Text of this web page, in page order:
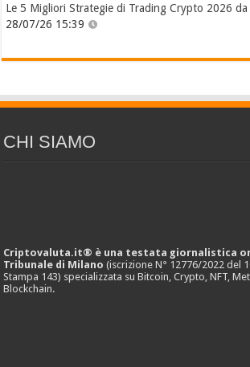
Le 5 Migliori Strategie di Trading Crypto 2026 da
28/07/26 15:39
CHI SIAMO
Criptovaluta.it® è una testata giornalistica
Tribunale di Milano (iscrizione N° 12776/2022 del
Stampa 143) specializzata su Bitcoin, Crypto, NFT,
Blockchain.